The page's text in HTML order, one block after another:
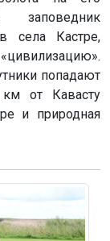
заповедник
села Кастре,
попадают
от Кавасту
и природная